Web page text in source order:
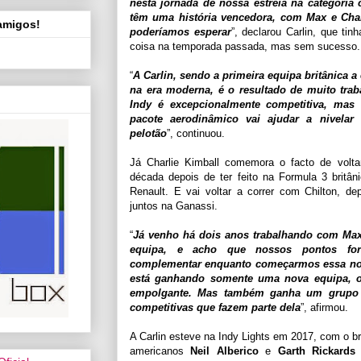
nesta jornada de nossa estreia na
têm uma história vencedora, com Max e
poderíamos esperar”, declarou Carlin, que
coisa na temporada passada, mas sem sucesso.
“A Carlin, sendo a primeira equipa britânica a
na era moderna, é o resultado de muito
Indy é excepcionalmente competitiva,
pacote aerodinâmico vai ajudar a
pelotão”, continuou.
Já Charlie Kimball comemora o facto de
década depois de ter feito na Formula 3
Renault. E vai voltar a correr com Chilton,
juntos na Ganassi.
“Já venho há dois anos trabalhando com
equipa, e acho que nossos pontos
complementar enquanto começarmos essa
está ganhando somente uma nova equipa,
empolgante. Mas também ganha um
competitivas que fazem parte dela”, afirmou.
A Carlin esteve na Indy Lights em 2017, com o
americanos
Neil Albericoe Garth